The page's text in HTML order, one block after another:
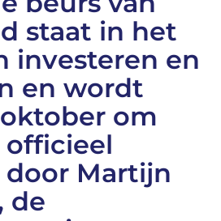
staat in het
investeren en
en wordt
om
officieel
Martijn
de